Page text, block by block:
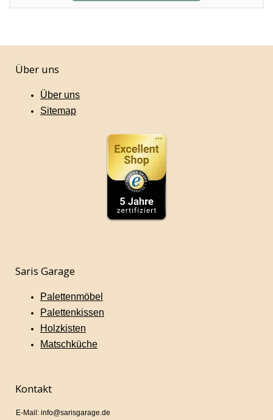
Über uns
Über uns
Sitemap
Saris Garage
Palettenmöbel
Palettenkissen
Holzkisten
Matschküche
Kontakt
E-Mail: info@sarisgarage.de